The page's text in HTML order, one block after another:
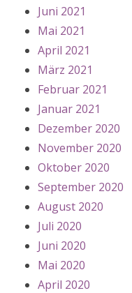
Juni 2021
Mai 2021
April 2021
März 2021
Februar 2021
Januar 2021
Dezember 2020
November 2020
Oktober 2020
September 2020
August 2020
Juli 2020
Juni 2020
Mai 2020
April 2020